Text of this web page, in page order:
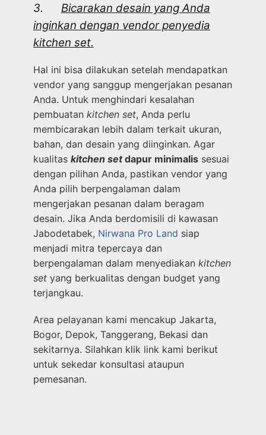
3. Bicarakan desain yang Anda
inginkan dengan vendor penyedia
kitchen set.
Hal ini bisa dilakukan setelah mendapatkan
vendor yang sanggup mengerjakan pesanan
Anda. Untuk menghindari kesalahan
pembuatan kitchen set, Anda perlu
membicarakan lebih dalam terkait ukuran,
bahan, dan desain yang diinginkan. Agar
kualitas kitchen setdapur minimalis sesuai
dengan pilihan Anda, pastikan vendor yang
Anda pilih berpengalaman dalam
mengerjakan pesanan dalam beragam
desain. Jika Anda berdomisili di kawasan
Jabodetabek, Nirwana Pro Land siap
menjadi mitra tepercaya dan
berpengalaman dalam menyediakan kitchen
set yang berkualitas dengan budget yang
terjangkau.
Area pelayanan kami mencakup Jakarta,
Bogor, Depok, Tanggerang, Bekasi dan
sekitarnya. Silahkan klik link kami berikut
untuk sekedar konsultasi ataupun
pemesanan.